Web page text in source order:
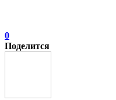
0
Поделится